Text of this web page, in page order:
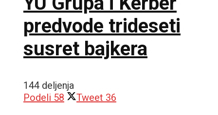
predvode trideseti
susret bajkera
144 deljenja
Podeli 58 Tweet 36